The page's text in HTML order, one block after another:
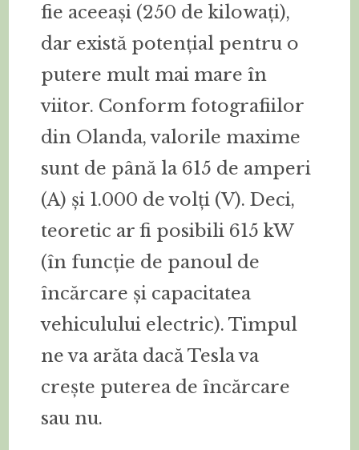
fie aceeași (250 de kilowați),
dar există potențial pentru o
putere mult mai mare în
viitor. Conform fotografiilor
din Olanda, valorile maxime
sunt de până la 615 de amperi
(A) și 1.000 de volți (V). Deci,
teoretic ar fi posibili 615 kW
(în funcție de panoul de
încărcare și capacitatea
vehiculului electric). Timpul
ne va arăta dacă Tesla va
crește puterea de încărcare
sau nu.